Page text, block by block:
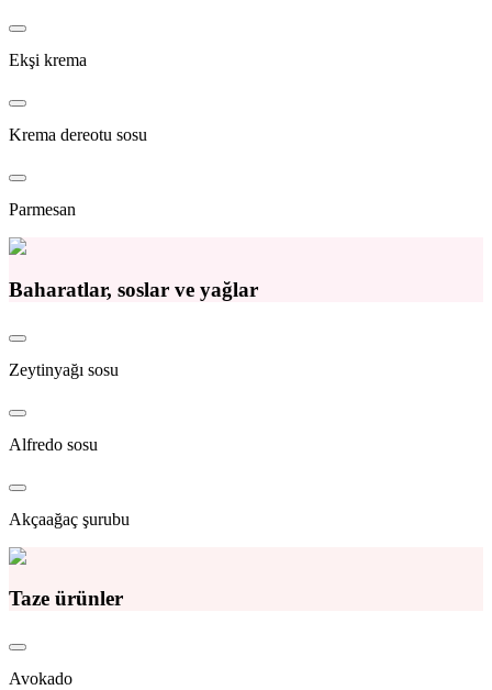
Ekşi krema
Krema dereotu sosu
Parmesan
Baharatlar, soslar ve yağlar
Zeytinyağı sosu
Alfredo sosu
Akçaağaç şurubu
Taze ürünler
Avokado